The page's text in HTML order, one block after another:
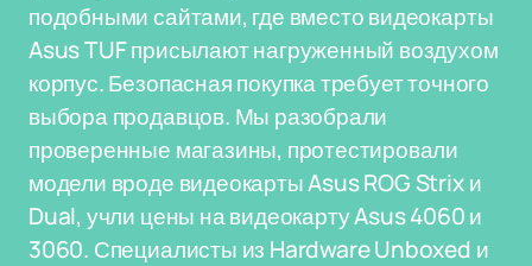
подобными сайтами, где вместо видеокарты
Asus TUF присылают нагруженный воздухом
корпус. Безопасная покупка требует точного
выбора продавцов. Мы разобрали
проверенные магазины, протестировали
модели вроде видеокарты Asus ROG Strix и
Dual, учли цены на видеокарту Asus 4060 и
3060. Специалисты из Hardware Unboxed и